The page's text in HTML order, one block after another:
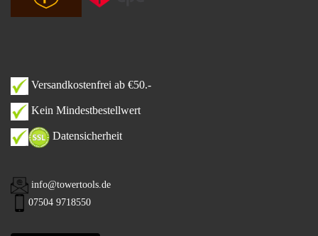
Versandkostenfrei ab €50.-
Kein Mindestbestellwert
Datensicherheit
info@towertools.de
07504 9718550